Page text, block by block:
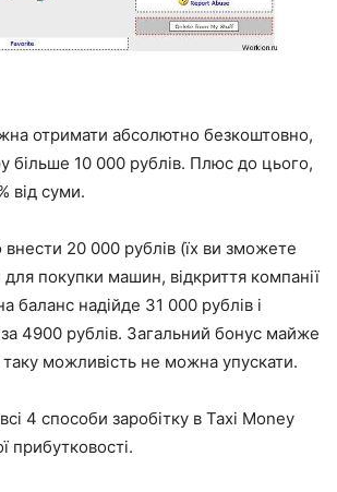
отримати абсолютно безкоштовно,
більше 10 000 рублів. Плюс до цього,
від суми.
20 000 рублів (їх ви зможете
покупки машин, відкриття компанії
баланс надійде 31 000 рублів і
4900 рублів. Загальний бонус майже
таку можливість не можна упускати.
4 способи заробітку в Taxi Money
прибутковості.